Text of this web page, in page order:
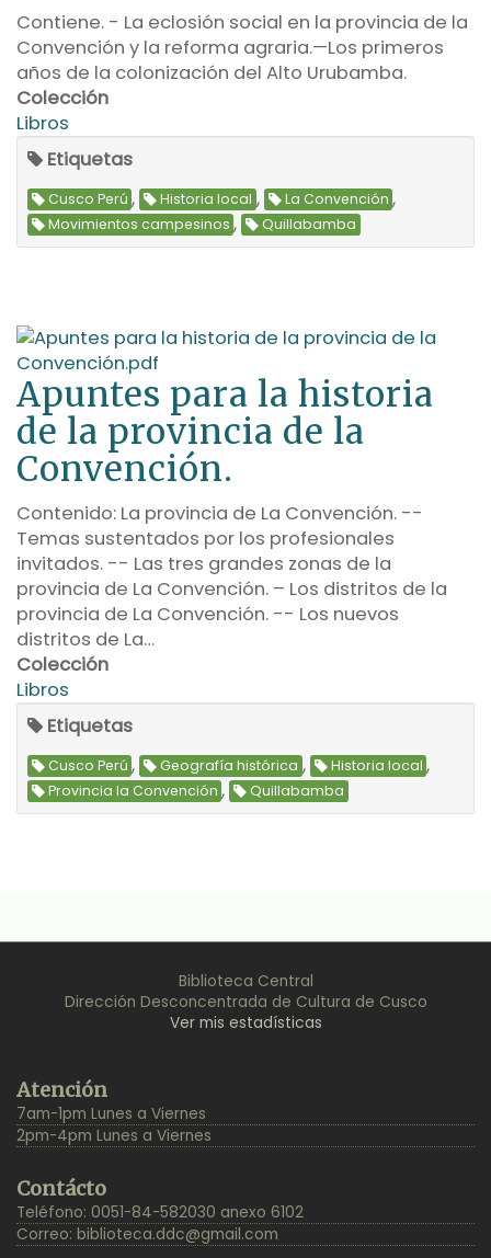
Contiene. - La eclosión social en la provincia de la
Convención y la reforma agraria.—Los primeros
años de la colonización del Alto Urubamba.
Colección
Libros
Etiquetas
Cusco Perú , Historia local , La Convención ,
Movimientos campesinos , Quillabamba
Apuntes para la historia
de la provincia de la
Convención.
Contenido: La provincia de La Convención. --
Temas sustentados por los profesionales
invitados. -- Las tres grandes zonas de la
provincia de La Convención. – Los distritos de la
provincia de La Convención. -- Los nuevos
distritos de La…
Colección
Libros
Etiquetas
Cusco Perú , Geografía histórica , Historia local ,
Provincia la Convención , Quillabamba
Biblioteca Central
Dirección Desconcentrada de Cultura de Cusco
Ver mis estadísticas
Top
Atención
7am-1pm Lunes a Viernes
2pm-4pm Lunes a Viernes
Contácto
Teléfono: 0051-84-582030 anexo 6102
Correo: biblioteca.ddc@gmail.com